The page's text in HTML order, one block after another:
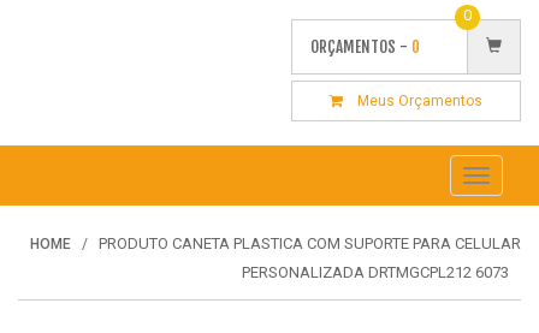
ORÇAMENTOS - 0
0
Meus Orçamentos
Toggle
HOME
PRODUTO CANETA PLASTICA COM SUPORTE PARA CELULAR
PERSONALIZADA DRTMGCPL212 6073